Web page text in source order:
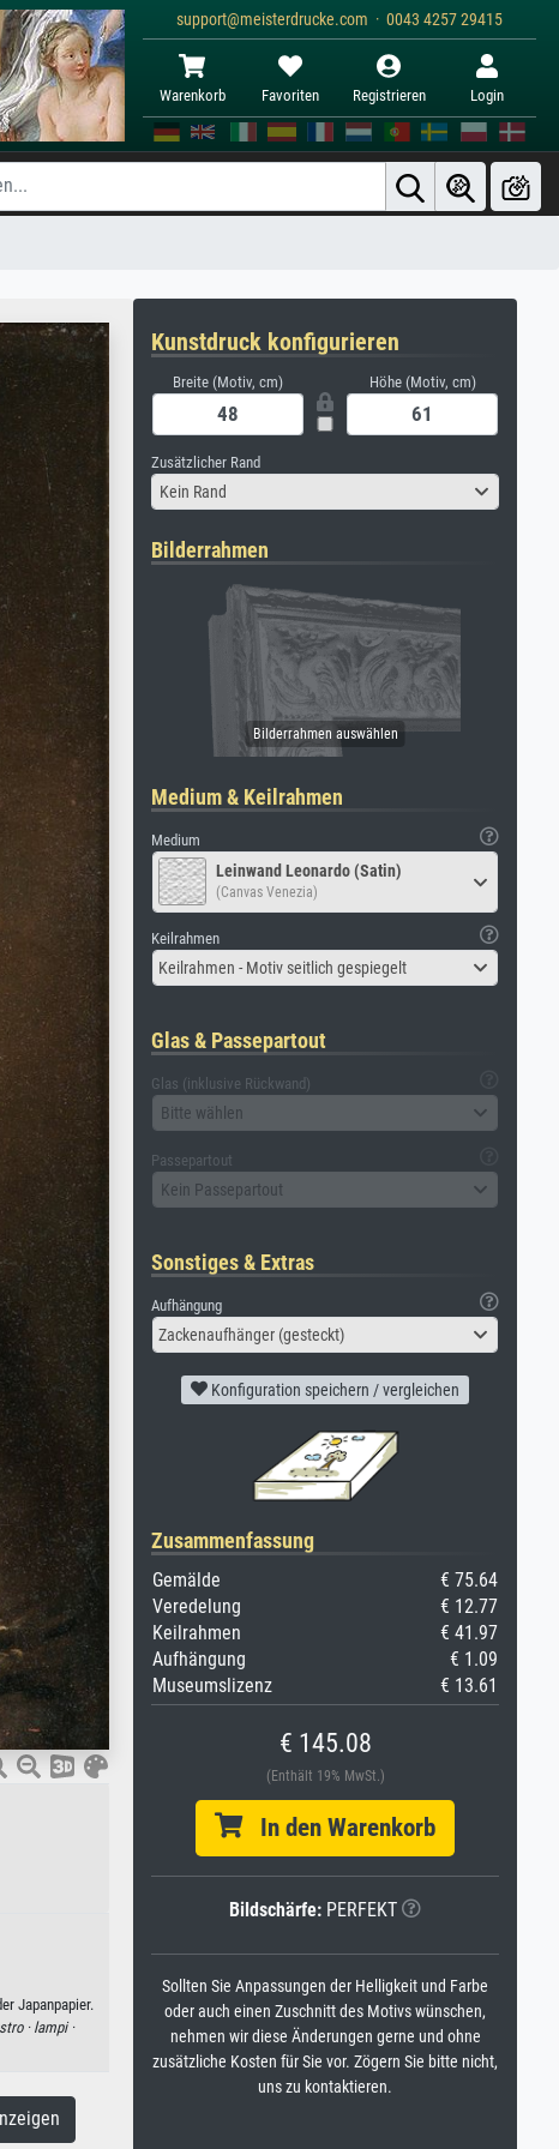
support@meisterdrucke.com · 0043 4257 29415
Warenkorb Favoriten Registrieren Login
Japanpapier.
· lampi ·
Kunstdruck konfigurieren
Breite (Motiv, cm) Höhe (Motiv, cm)
Zusätzlicher Rand
Kein Rand
Bilderrahmen
Medium & Keilrahmen
Medium
Leinwand Leonardo (Satin)
(Canvas Venezia)
Keilrahmen
Keilrahmen - Motiv seitlich gespiegelt
Glas & Passepartout
Glas (inklusive Rückwand)
Bitte wählen
Passepartout
Kein Passepartout
Sonstiges & Extras
Aufhängung
Zackenaufhänger (gesteckt)
Konfiguration speichern / vergleichen
Zusammenfassung
Gemälde
€ 75.64
Veredelung
€ 12.77
Keilrahmen
€ 41.97
Aufhängung
€ 1.09
Museumslizenz
€ 13.61
€ 145.08
(Enthält 19% MwSt.)
In den Warenkorb
Bildschärfe: PERFEKT
Sollten Sie Anpassungen der Helligkeit und Farbe
oder auch einen Zuschnitt des Motivs wünschen,
nehmen wir diese Änderungen gerne und ohne
zusätzliche Kosten für Sie vor. Zögern Sie bitte nicht,
uns zu kontaktieren.